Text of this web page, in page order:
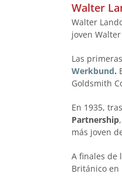
Walter
Walter
joven
Las
Werkbund.
Goldsmith
En 1935,
Partnership
más joven
A finales de
Británico en